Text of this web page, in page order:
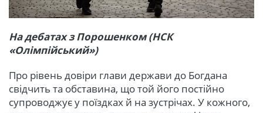
На дебатах з Порошенком (НСК
«Олімпійський»)
Про рівень довіри глави держави до Богдана
свідчить та обставина, що той його постійно
супроводжує у поїздках й на зустрічах. У кожного,